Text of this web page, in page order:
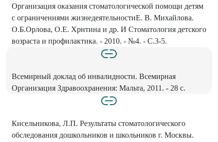
Организация оказания стоматологической помощи детям
с ограничениями жизнедеятельностиЕ. В. Михайлова.
О.Б.Орлова, О.Е. Хрнтина и др. И Стоматология детского
возраста и профилактика. - 2010. - №4. - С.3-5.
Всемирный доклад об инвалидности. Всемирная
Организация Здравоохранения: Мальта, 2011. - 28 с.
Кисельникова, Л.П. Результаты стоматологического
обследования дошкольников и школьников г. Москвы.